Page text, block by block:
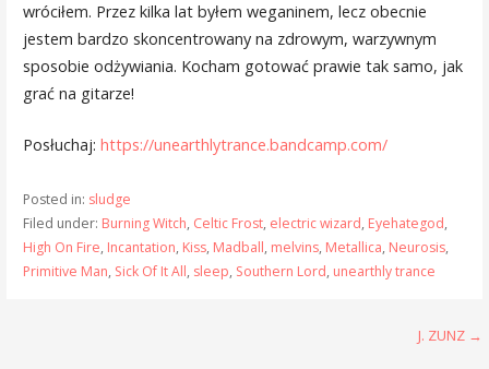
wróciłem. Przez kilka lat byłem weganinem, lecz obecnie
jestem bardzo skoncentrowany na zdrowym, warzywnym
sposobie odżywiania. Kocham gotować prawie tak samo, jak
grać na gitarze!
Posłuchaj: https://unearthlytrance.bandcamp.com/
Posted in: sludge
Filed under: Burning Witch, Celtic Frost, electric wizard, Eyehategod,
High On Fire, Incantation, Kiss, Madball, melvins, Metallica, Neurosis,
Primitive Man, Sick Of It All, sleep, Southern Lord, unearthly trance
J. ZUNZ →